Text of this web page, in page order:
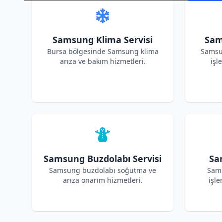
Samsung Klima Servisi
Bursa bölgesinde Samsung klima
arıza ve bakım hizmetleri.
Samsung Buzdolabı Servisi
Samsung buzdolabı soğutma ve
arıza onarım hizmetleri.